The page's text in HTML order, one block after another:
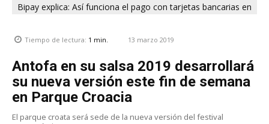
Bipay explica: Así funciona el pago con tarjetas bancarias en
Operativo terminó con tres detenidos: Cámaras detectan
Tiempo de lectura: 1 min. 13 marzo 2019
Antofa en su salsa 2019 desarrollará
su nueva versión este fin de semana
en Parque Croacia
El parque croata será sede de la nueva versión del festival